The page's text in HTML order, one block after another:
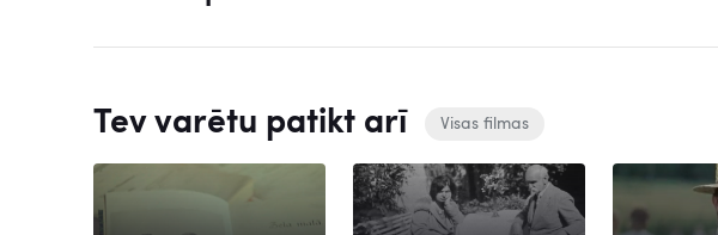
Tev varētu patikt arī Visas filmas